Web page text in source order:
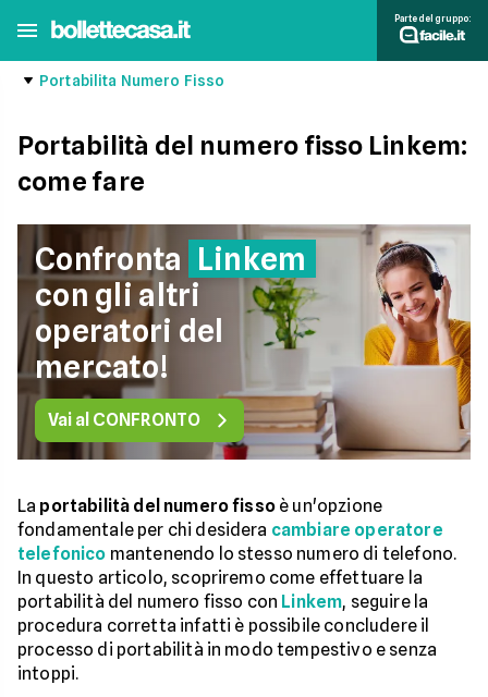
Parte del gruppo:
Portabilita Numero Fisso
Portabilità del numero fisso Linkem:
come fare
Confronta Linkem
con gli altri
operatori del
mercato!
Vai al CONFRONTO
La portabilità del numero fissoè un'opzione
fondamentale per chi desidera cambiare operatore
telefonico mantenendo lo stesso numero di telefono.
In questo articolo, scopriremo come effettuare la
portabilità del numero fisso con Linkem, seguire la
procedura corretta infatti è possibile concludere il
processo di portabilità in modo tempestivo e senza
intoppi.